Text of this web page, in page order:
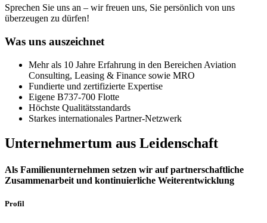
Sprechen Sie uns an – wir freuen uns, Sie persönlich von uns
überzeugen zu dürfen!
Was uns auszeichnet
Mehr als 10 Jahre Erfahrung in den Bereichen Aviation
Consulting, Leasing & Finance sowie MRO
Fundierte und zertifizierte Expertise
Eigene B737-700 Flotte
Höchste Qualitätsstandards
Starkes internationales Partner-Netzwerk
Unternehmertum aus Leidenschaft
Als Familienunternehmen setzen wir auf partnerschaftliche
Zusammenarbeit und kontinuierliche Weiterentwicklung
Profil